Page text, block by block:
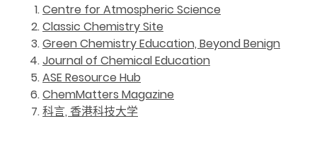
Centre for Atmospheric Science
Classic Chemistry Site
Green Chemistry Education, Beyond Benign
Journal of Chemical Education
ASE Resource Hub
ChemMatters Magazine
科言, 香港科技大学